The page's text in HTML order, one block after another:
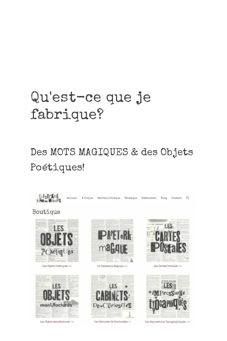
Qu'est-ce que je
fabrique?
Des MOTS MAGIQUES & des Objets
Poétiques!